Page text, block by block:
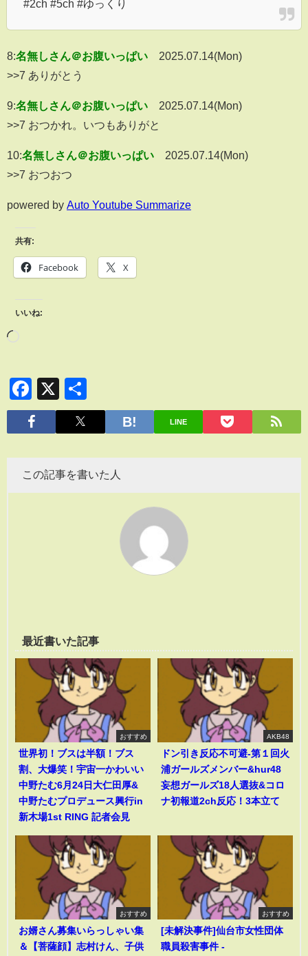
#2ch #5ch #ゆっくり
8:名無しさん＠お腹いっぱい
2025.07.14(Mon)
>>7 ありがとう
9:名無しさん＠お腹いっぱい
2025.07.14(Mon)
>>7 おつかれ。いつもありがと
10:名無しさん＠お腹いっぱい
2025.07.14(Mon)
>>7 おつおつ
powered by Auto Youtube Summarize
共有:
Facebook X
いいね:
Facebook
X
有
LINE
この記事を書いた人
最近書いた記事
おすすめ
世界初！ブスは半額！ブス
割、大爆笑！宇宙一かわいい
中野たむ6月24日大仁田厚&
中野たむプロデュース興行in
新木場1st RING 記者会見
AKB48
ドン引き反応不可避-第１回火
浦ガールズメンバー&hur48
妄想ガールズ18人選抜&コロ
ナ初報道2ch反応！3本立て
おすすめ
お婿さん募集いらっしゃい集
＆【菩薩顔】志村けん、子供
おすすめ
[未解決事件]仙台市女性団体
職員殺害事件 -